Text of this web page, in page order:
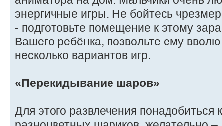
энергичные игры. Не бойтесь
- подготовьте помещение к этому
Вашего ребёнка, позвольте ему
несколько вариантов игр.
«Перекидывание шаров»
Для этого развлечения понадобиться